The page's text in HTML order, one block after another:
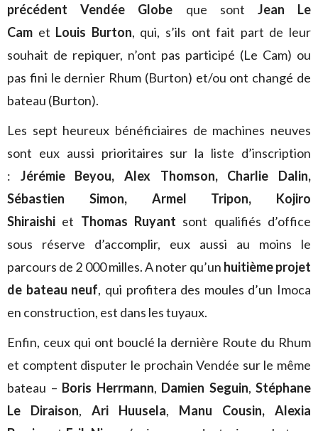
précédent Vendée Globe que sont Jean Le
Cam et Louis Burton, qui, s’ils ont fait part de leur
souhait de repiquer, n’ont pas participé (Le Cam) ou
pas fini le dernier Rhum (Burton) et/ou ont changé de
bateau (Burton).
Les sept heureux bénéficiaires de machines neuves
sont eux aussi prioritaires sur la liste d’inscription
: Jérémie Beyou, Alex Thomson, Charlie Dalin,
Sébastien Simon, Armel Tripon, Kojiro
Shiraishi et Thomas Ruyant sont qualifiés d’office
sous réserve d’accomplir, eux aussi au moins le
parcours de 2 000 milles. A noter qu’un huitième projet
de bateau neuf, qui profitera des moules d’un Imoca
en construction, est dans les tuyaux.
Enfin, ceux qui ont bouclé la dernière Route du Rhum
et comptent disputer le prochain Vendée sur le même
bateau – Boris Herrmann, Damien Seguin, Stéphane
Le Diraison, Ari Huusela, Manu Cousin,
Alexia